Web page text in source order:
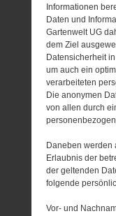
Informationen
Daten und
Gartenwelt UG
dem Ziel
Datensicherheit
um auch ein
verarbeiteten
Die anonymen
von allen durch
Daneben werden
Erlaubnis der
der geltenden
folgende
Vor- und